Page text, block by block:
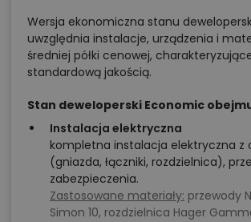
Wersja ekonomiczna stanu
uwzględnia instalacje, urządzenia i
średniej półki cenowej,
standardową jakością.
Stan deweloperski Economic
Instalacja elektryczna
kompletna instalacja elektryczna z
(gniazda, łączniki, rozdzielnica),
zabezpieczenia.
Zastosowane materiały: przewody
Simon 10, rozdzielnica Hager